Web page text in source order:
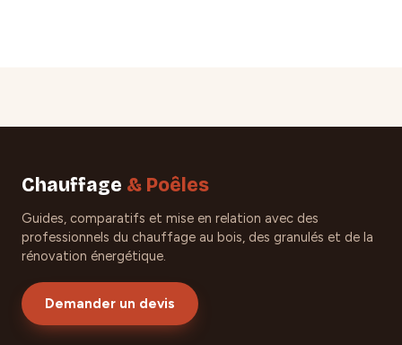
Chauffage & Poêles
Guides, comparatifs et mise en relation avec des
professionnels du chauffage au bois, des granulés et de la
rénovation énergétique.
Demander un devis